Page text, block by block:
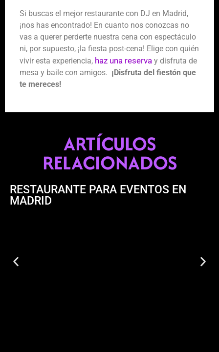
Si buscas el mejor restaurante con DJ en Madrid,
¡nos has encontrado! En cuanto nos conozcas no
vas a querer perderte nuestra cena con espectáculo
ni, por supuesto, ¡la fiesta post-cena! Elige con quién
vivir esta experiencia, haz una reserva y disfruta de
mesa y baile con amigos. ¡Disfruta del fiestón que
te mereces!
ARTÍCULOS
RELACIONADOS
RESTAURANTE PARA EVENTOS EN
MADRID